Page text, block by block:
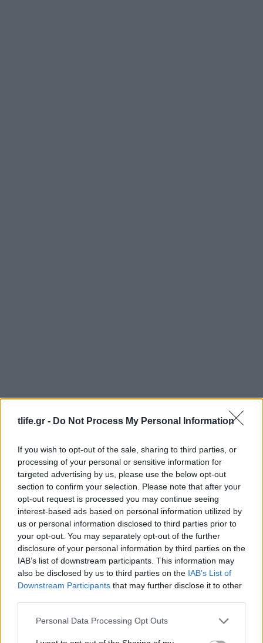
tlife.gr - Do Not Process My Personal Information
If you wish to opt-out of the sale, sharing to third parties, or
processing of your personal or sensitive information for
targeted advertising by us, please use the below opt-out
section to confirm your selection. Please note that after your
opt-out request is processed you may continue seeing
interest-based ads based on personal information utilized by
us or personal information disclosed to third parties prior to
your opt-out. You may separately opt-out of the further
disclosure of your personal information by third parties on the
IAB’s list of downstream participants. This information may
also be disclosed by us to third parties on the IAB’s List of
Downstream Participants that may further disclose it to other
Please note that this website/app uses one or more Google
Personal Data Processing Opt Outs